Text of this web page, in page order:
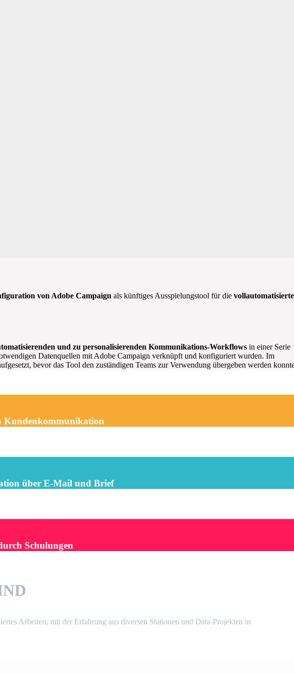
von Adobe Campaign als künftiges Ausspielungstool für die vollautomatisierte
und zu personalisierenden Kommunikations-Workflows in einer Serie
Datenquellen mit Adobe Campaign verknüpft und konfiguriert wurden. Im
bevor das Tool den zuständigen Teams zur Verwendung übergeben werden
Kundenkommunikation
über E-Mail und Brief
Schulungen
Arbeiten, mit der Erfahrung aus diversen Stationen und Data-Projekten in